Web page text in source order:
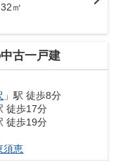
㎡
古一戸建
」駅 徒歩8分
徒歩17分
徒歩19分
須恵